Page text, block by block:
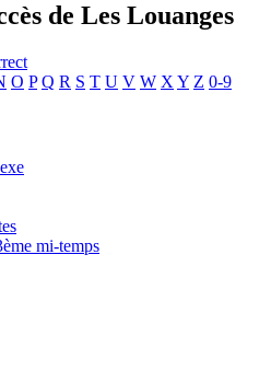
de Les Louanges
O P Q R S T U V W X Y Z 0-9
mi-temps